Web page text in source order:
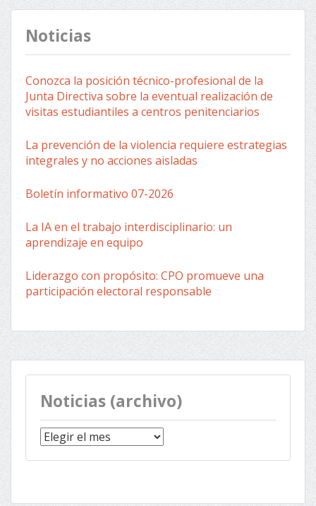
Noticias
Conozca la posición técnico-profesional de la
Junta Directiva sobre la eventual realización de
visitas estudiantiles a centros penitenciarios
La prevención de la violencia requiere estrategias
integrales y no acciones aisladas
Boletín informativo 07-2026
La IA en el trabajo interdisciplinario: un
aprendizaje en equipo
Liderazgo con propósito: CPO promueve una
participación electoral responsable
Noticias (archivo)
Noticias
(archivo)